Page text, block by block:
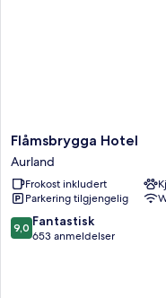
Flåmsbrygga
Hotel
Aurland
Flåmsbrygga Hotel
Aurland
Frokost inkludert
Parkering tilgjengelig
9.0
av
9,0 Fantastisk
653 anmeldelser